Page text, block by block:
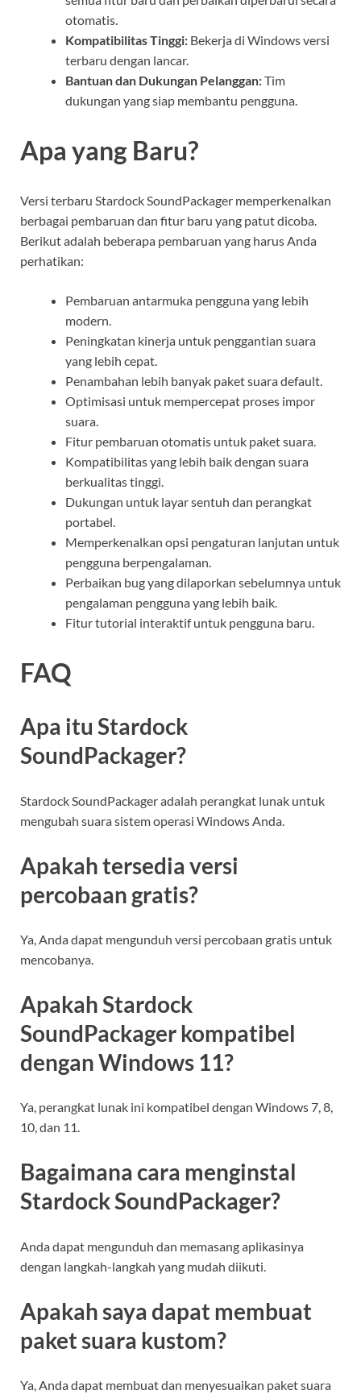
otomatis.
Kompatibilitas Tinggi: Bekerja di Windows versi
terbaru dengan lancar.
Bantuan dan Dukungan Pelanggan:Tim
dukungan yang siap membantu pengguna.
Apa yang Baru?
Versi terbaru Stardock SoundPackager memperkenalkan
berbagai pembaruan dan fitur baru yang patut dicoba.
Berikut adalah beberapa pembaruan yang harus Anda
perhatikan:
Pembaruan antarmuka pengguna yang lebih
modern.
Peningkatan kinerja untuk penggantian suara
yang lebih cepat.
Penambahan lebih banyak paket suara default.
Optimisasi untuk mempercepat proses impor
suara.
Fitur pembaruan otomatis untuk paket suara.
Kompatibilitas yang lebih baik dengan suara
berkualitas tinggi.
Dukungan untuk layar sentuh dan perangkat
portabel.
Memperkenalkan opsi pengaturan lanjutan untuk
pengguna berpengalaman.
Perbaikan bug yang dilaporkan sebelumnya untuk
pengalaman pengguna yang lebih baik.
Fitur tutorial interaktif untuk pengguna baru.
FAQ
Apa itu Stardock
SoundPackager?
Stardock SoundPackager adalah perangkat lunak untuk
mengubah suara sistem operasi Windows Anda.
Apakah tersedia versi
percobaan gratis?
Ya, Anda dapat mengunduh versi percobaan gratis untuk
mencobanya.
Apakah Stardock
SoundPackager kompatibel
dengan Windows 11?
Ya, perangkat lunak ini kompatibel dengan Windows 7, 8,
10, dan 11.
Bagaimana cara menginstal
Stardock SoundPackager?
Anda dapat mengunduh dan memasang aplikasinya
dengan langkah-langkah yang mudah diikuti.
Apakah saya dapat membuat
paket suara kustom?
Ya, Anda dapat membuat dan menyesuaikan paket suara